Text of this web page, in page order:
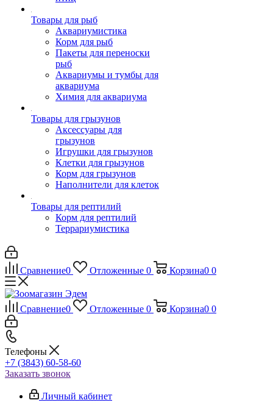
Товары для рыб
Аквариумистика
Корм для рыб
Пакеты для переноски
рыб
Аквариумы и тумбы для
аквариума
Химия для аквариума
Товары для грызунов
Аксессуары для
грызунов
Игрушки для грызунов
Клетки для грызунов
Корм для грызунов
Наполнители для клеток
Товары для рептилий
Корм для рептилий
Террариумистика
Сравнение0 Отложенные 0 Корзина0 0
Сравнение0 Отложенные 0 Корзина0 0
Телефоны
+7 (3843) 60-58-60
Заказать звонок
Личный кабинет